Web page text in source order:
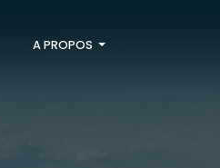
A PROPOS